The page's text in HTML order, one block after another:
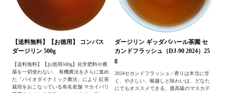
【送料無料】【お徳用】 コンパス
ダージリン 500g
【送料無料】【お徳用500g】化学肥料や農
薬を一切使わない、 有機農法をさらに進め
た「バイオダイナミック農法」により 紅茶
栽培をおこなっている有名老舗 マカイバリ
ダージリン ギッダパハール茶園 セ
カンドフラッシュ（DJ-90 2024）25
g
2024セカンドフラッシュ / 香りは本当に甘
く、やさしい、喉越しと味わいは、どなた
にでもオススメできる、最高級のマスカテ